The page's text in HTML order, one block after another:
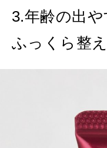
3.年齢の出
ふっくら整